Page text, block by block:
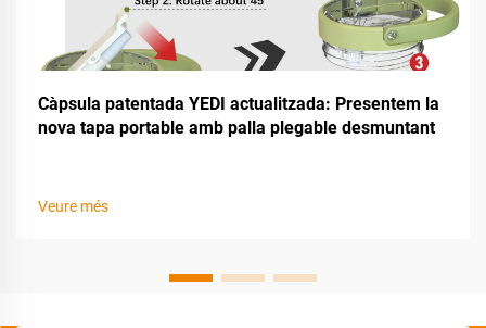
Càpsula patentada YEDI actualitzada: Presentem la
nova tapa portable amb palla plegable desmuntant
Veure més